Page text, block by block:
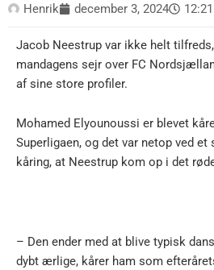
Henrik december 3, 2024
Jacob Neestrup var ikke helt
mandagens sejr over FC
af sine store profiler.
Mohamed Elyounoussi er blevet
Superligaen, og det var netop ved
kåring, at Neestrup kom op i det
– Den ender med at blive typisk
dybt ærlige, kårer ham som